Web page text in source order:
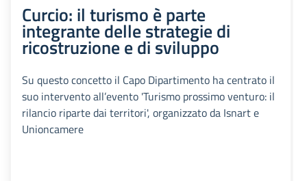
Curcio: il turismo è parte
integrante delle strategie di
ricostruzione e di sviluppo
Su questo concetto il Capo Dipartimento ha centrato il
suo intervento all’evento 'Turismo prossimo venturo: il
rilancio riparte dai territori', organizzato da Isnart e
Unioncamere